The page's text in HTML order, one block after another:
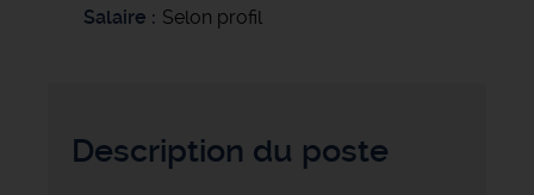
Salaire
Selon profil
Description du poste